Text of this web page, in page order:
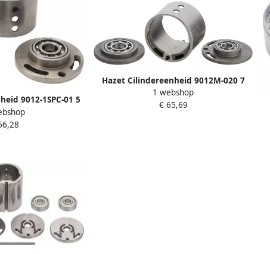
9012-1SPC-01 5
Hazet Cilindereenheid 9012M-020 7
1 webshop
€ 65,69